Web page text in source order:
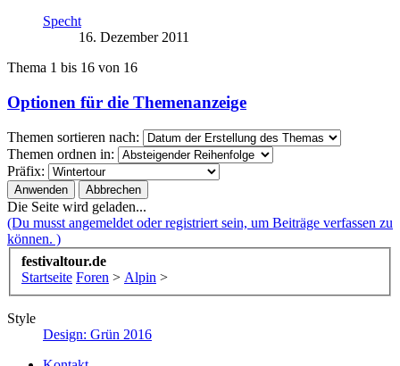
Specht
16. Dezember 2011
Thema 1 bis 16 von 16
Optionen für die Themenanzeige
Themen sortieren nach:
Themen ordnen in:
Präfix:
Die Seite wird geladen...
(Du musst angemeldet oder registriert sein, um Beiträge verfassen zu
können. )
festivaltour.de
Startseite Foren > Alpin >
Style
Design: Grün 2016